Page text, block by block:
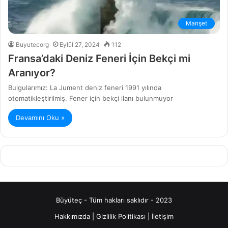
Manşet
Buyutecorg Eylül 27, 2024 112
Fransa’daki Deniz Feneri İçin Bekçi mi
Aranıyor?
Bulgularımız: La Jument deniz feneri 1991 yılında
otomatikleştirilmiş. Fener için bekçi ilanı bulunmuyor
Devamını Oku »
Büyüteç - Tüm hakları saklıdır - 2023
Hakkımızda
Gizlilik Politikası İletişim